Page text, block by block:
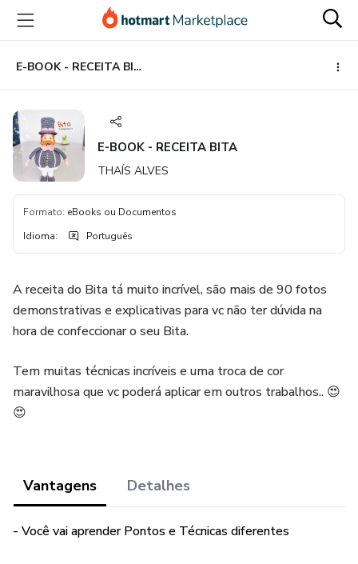
para
conteúdo
principal
para
pagamento
para
rodapé
E-BOOK - RECEITA BITA
E-BOOK - RECEITA BITA
THAÍS ALVES
Formato: eBooks ou Documentos
Idioma: Português
A receita do Bita tá muito incrível, são mais de 90 fotos
demonstrativas e explicativas para vc não ter dúvida na
hora de confeccionar o seu Bita.
Tem muitas técnicas incríveis e uma troca de cor
maravilhosa que vc poderá aplicar em outros trabalhos.. 😍
😍
Vantagens Detalhes
- Você vai aprender Pontos e Técnicas diferentes